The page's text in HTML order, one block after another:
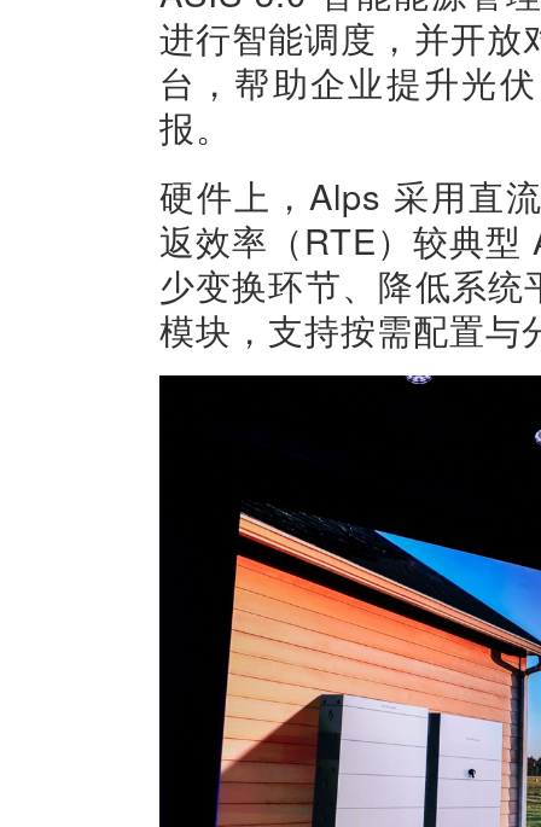
进行智能调度，并开
台，帮助企业提升光
报。
硬件上，Alps 采用直
返效率（RTE）较典型
少变换环节、降低系
模块，支持按需配置与